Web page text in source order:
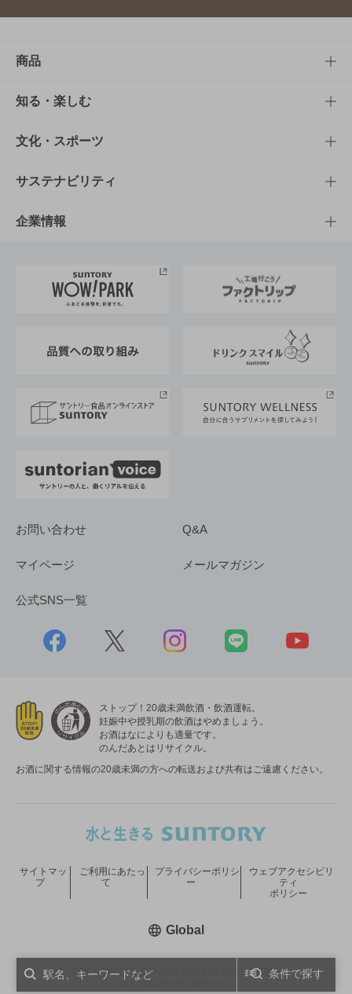
条件で探す
商品
商品TOP
商品一覧
商品発売情報
栄養成分一覧
知る・楽しむ
知る・楽しむTOP
キャンペーン
工場見学
地域情報
文化・スポーツ
文化・スポーツTOP
サントリーホール
サントリーサンバーズ大阪
サステナビリティ
サステナビリティTOP
サントリーが考えるサステナビリティ経営
企業情報
企業概要
採用情報
お問い合わせ Q&A
マイページ メールマガジン
公式SNS一覧
ストップ！20歳未満飲酒・飲酒運転。
妊娠中や授乳期の飲酒はやめましょう。
お酒はなによりも適量です。
のんだあとはリサイクル。
お酒に関する情報の20歳未満の方への転送および共有はご遠慮ください。
COPYRIGHT © SUNTORY HOLDINGS LIMITED.
サイトマッ
プ
ご利用にあたっ
て
プライバシーポリシ
ー
ウェブアクセシビリ
ティ
ポリシー
Global新しいウィンドウで開く